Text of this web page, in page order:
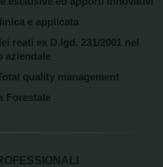
e applicata
reati ex D.lgd. 231/2001 nel
aziendale
quality management
Forestale